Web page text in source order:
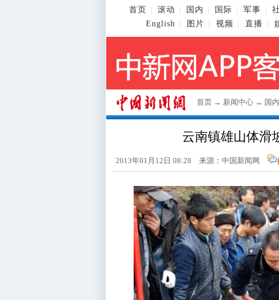
首页 滚动 国内 国际 军事
English
图片 视频 直播
首页 → 新闻中心 → 国
云南镇雄山体滑
2013年01月12日 08:28 来源： 中国新闻网